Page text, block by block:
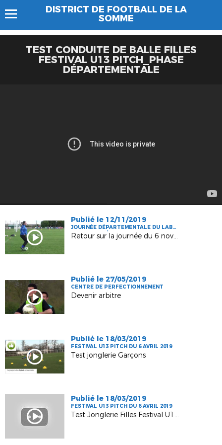
DISTRICT DE FOOTBALL DE LA
SOMME
TEST CONDUITE DE BALLE FILLES
FESTIVAL U13 PITCH_PHASE
DÉPARTEMENTALE
Publié le 12/11/2019
JOURNÉE DÉPARTEMENTALE DU LABEL
JEUNES ET FÉMININ
Retour sur la journée du 6 novembre à Camon
Publié le 27/05/2019
CENTRE DE PERFECTIONNEMENT
Devenir arbitre
Publié le 18/03/2019
FESTIVAL U13 PITCH DU 6 AVRIL 2019
Test jonglerie Garçons
Publié le 18/03/2019
FESTIVAL U13 PITCH DU 6 AVRIL 2019
Test Jonglerie Filles Festival U13 Pitch_Phase Départementale